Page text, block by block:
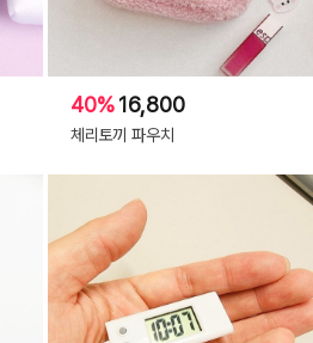
40%16,800
체리토끼 파우치